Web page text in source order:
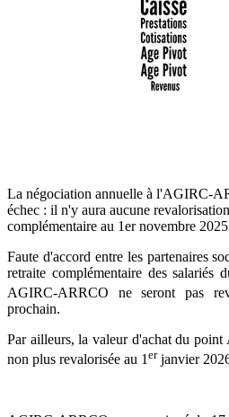
La négociation annuelle à l'AGIRC-
échec : il n'y aura aucune
complémentaire au 1er novembre
Faute d'accord entre les partenaires
retraite complémentaire des salariés
AGIRC-ARRCO ne seront pas
prochain.
Par ailleurs, la valeur d'achat du
non plus revalorisée au 1 erjanvier